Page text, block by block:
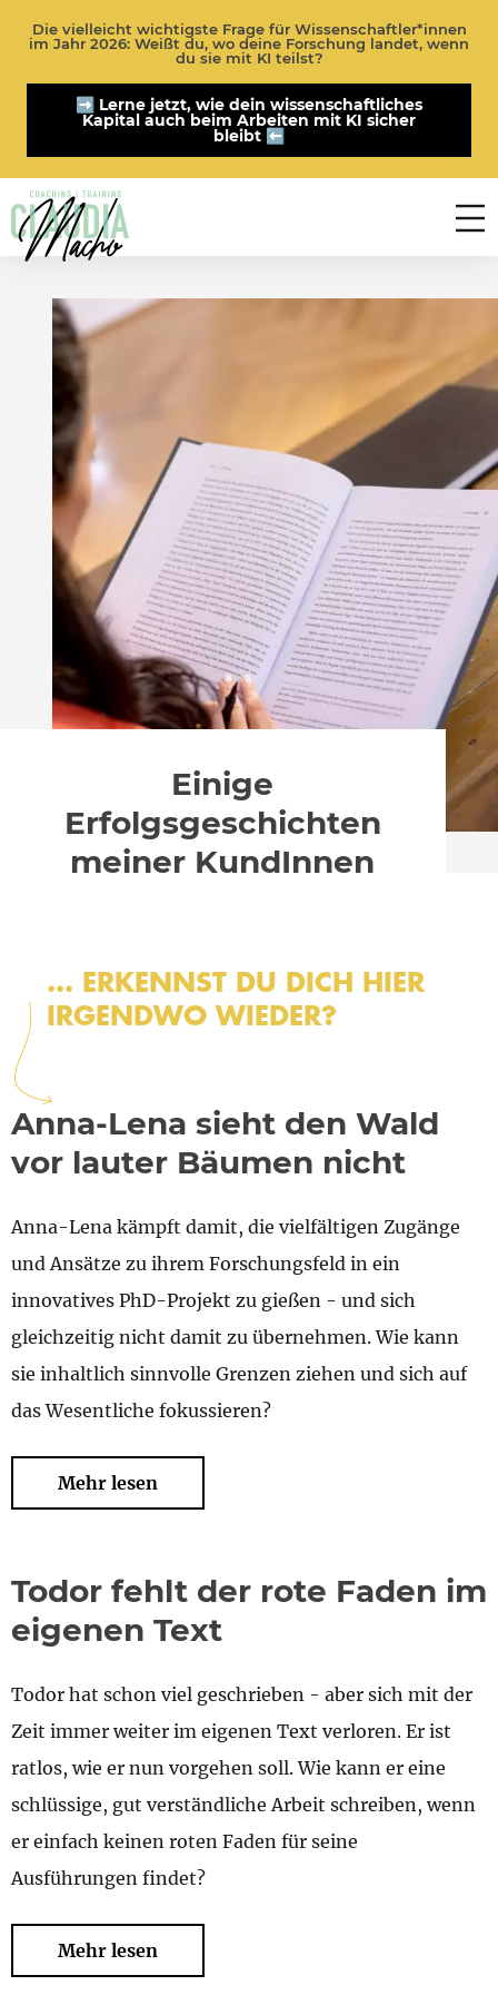
Die vielleicht wichtigste Frage für Wissenschaftler*innen
im Jahr 2026: Weißt du, wo deine Forschung landet, wenn
du sie mit KI teilst?
➡️ Lerne jetzt, wie dein wissenschaftliches
Kapital auch beim Arbeiten mit KI sicher
bleibt ⬅️
Einige
Erfolgsgeschichten
meiner KundInnen
... ERKENNST DU DICH HIER
IRGENDWO WIEDER?
Anna-Lena sieht den Wald
vor lauter Bäumen nicht
Anna-Lena kämpft damit, die vielfältigen Zugänge
und Ansätze zu ihrem Forschungsfeld in ein
innovatives PhD-Projekt zu gießen - und sich
gleichzeitig nicht damit zu übernehmen. Wie kann
sie inhaltlich sinnvolle Grenzen ziehen und sich auf
das Wesentliche fokussieren?
Mehr lesen
Todor fehlt der rote Faden im
eigenen Text
Todor hat schon viel geschrieben - aber sich mit der
Zeit immer weiter im eigenen Text verloren. Er ist
ratlos, wie er nun vorgehen soll. Wie kann er eine
schlüssige, gut verständliche Arbeit schreiben, wenn
er einfach keinen roten Faden für seine
Ausführungen findet?
Mehr lesen